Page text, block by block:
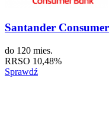
Santander
do 120 mies.
RRSO 10,48%
Sprawdź